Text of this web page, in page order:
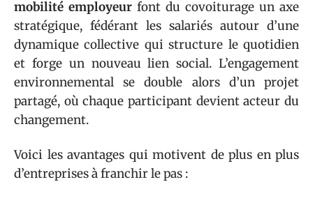
mobilité employeur font du covoiturage un axe
stratégique, fédérant les salariés autour d’une
dynamique collective qui structure le quotidien
et forge un nouveau lien social. L’engagement
environnemental se double alors d’un projet
partagé, où chaque participant devient acteur du
changement.
Voici les avantages qui motivent de plus en plus
d’entreprises à franchir le pas :